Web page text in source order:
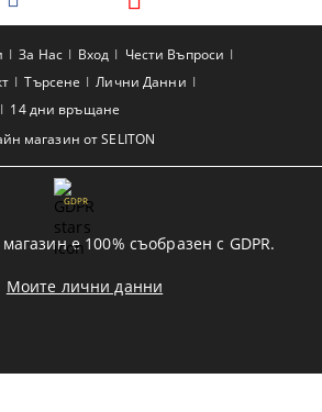
магазин от SELITON
За Нас Вход
Чести Въпроси
Търсене
Лични Данни
14 дни връщане
GDPR
е 100% съобразен с GDPR.
Моите лични данни